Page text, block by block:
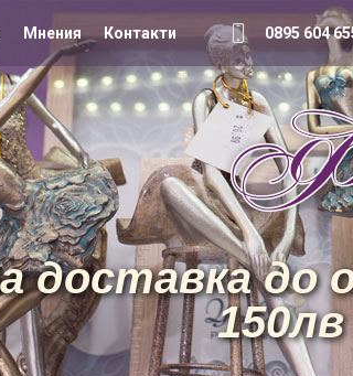
Мнения Контакти 0895 604
доставка до